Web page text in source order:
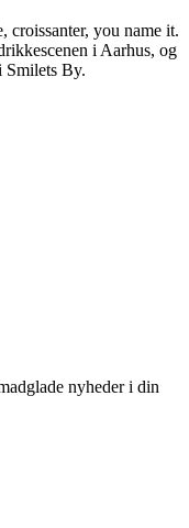
croissanter, you name it.
i Aarhus, og
Smilets By.
nyheder i din